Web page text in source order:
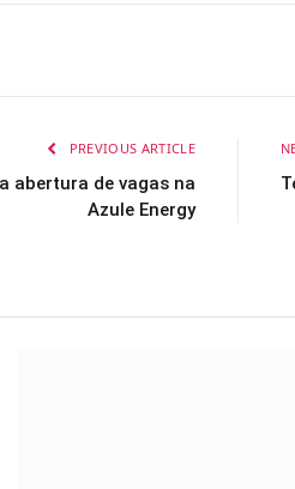
PREVIOUS ARTICLE
abertura de vagas na
Azule Energy